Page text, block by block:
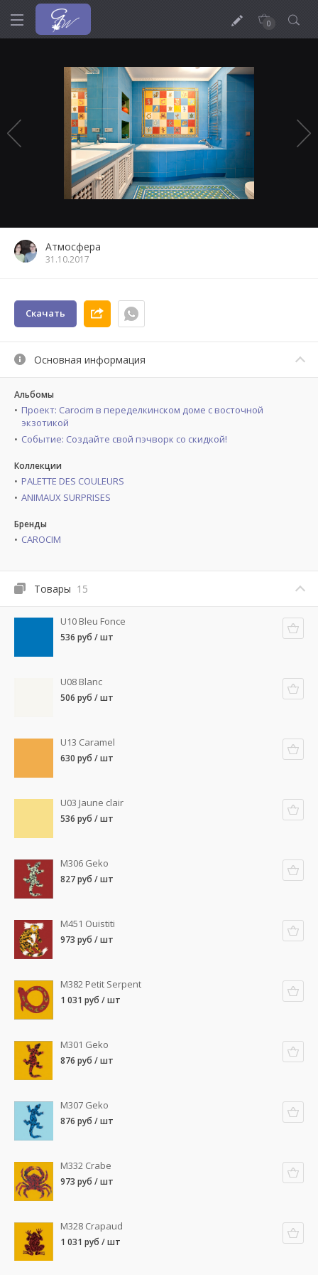
0
Атмосфера
31.10.2017
Скачать
Основная информация
Альбомы
Проект: Carocim в переделкинском доме с восточной
экзотикой
Событие: Создайте свой пэчворк со скидкой!
Коллекции
PALETTE DES COULEURS
ANIMAUX SURPRISES
Бренды
CAROCIM
Товары 15
U10 Bleu Fonce
536 руб / шт
U08 Blanc
506 руб / шт
U13 Caramel
630 руб / шт
U03 Jaune clair
536 руб / шт
M306 Geko
827 руб / шт
M451 Ouistiti
973 руб / шт
M382 Petit Serpent
1 031 руб / шт
M301 Geko
876 руб / шт
M307 Geko
876 руб / шт
M332 Crabe
973 руб / шт
M328 Crapaud
1 031 руб / шт